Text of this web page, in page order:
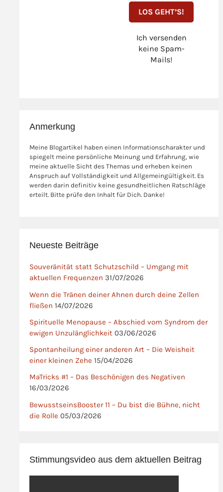
Ich versenden
keine Spam-
Mails!
Anmerkung
Meine Blogartikel haben einen Informationscharakter und
spiegelt meine persönliche Meinung und Erfahrung, wie
meine aktuelle Sicht des Themas und erheben keinen
Anspruch auf Vollständigkeit und Allgemeingültigkeit. Es
werden darin definitiv keine gesundheitlichen Ratschläge
erteilt. Bitte prüfe den Inhalt für Dich. Danke!
Neueste Beiträge
Souveränität statt Schutzschild – Umgang mit
aktuellen Frequenzen 31/07/2026
Wenn die Tränen deiner Ahnen durch deine Zellen
fließen 14/07/2026
Spirituelle Menopause – Abschied vom Syndrom der
ewigen Unzulänglichkeit 03/06/2026
Spontanheilung einer anderen Art – Die Weisheit
einer kleinen Zehe 15/04/2026
MaTricks #1 – Das Beschönigen des Negativen
16/03/2026
BewusstseinsBooster 11 – Du bist die Bühne, nicht
die Rolle 05/03/2026
Stimmungsvideo aus dem aktuellen Beitrag